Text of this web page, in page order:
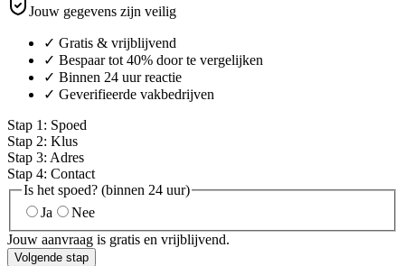
Jouw gegevens zijn veilig
✓ Gratis & vrijblijvend
✓ Bespaar tot 40% door te vergelijken
✓ Binnen 24 uur reactie
✓ Geverifieerde vakbedrijven
Stap 1 : Spoed
Stap 2: Klus
Stap 3: Adres
Stap 4: Contact
Is het spoed? (binnen 24 uur)
Ja
Nee
Jouw aanvraag is gratis en vrijblijvend.
Volgende stap